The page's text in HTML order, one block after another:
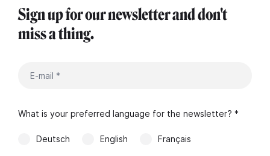
Sign up for our newsletter and don't
miss a thing.
What is your preferred language for the newsletter? *
Deutsch English Français